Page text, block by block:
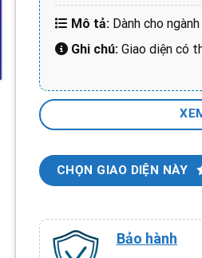
Mô tả: Dành cho
Ghi chú: Giao diện có
CHỌN GIAO DIỆN NÀY
Bảo hành